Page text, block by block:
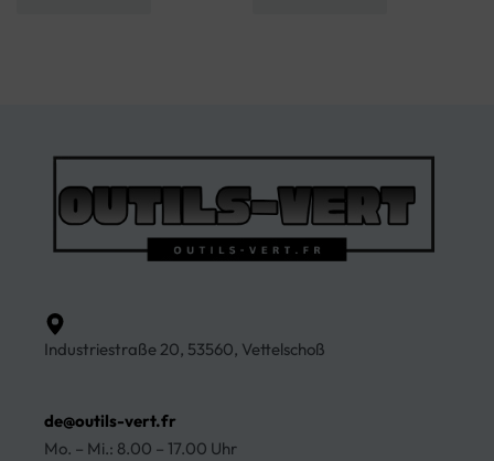
Industriestraße 20, 53560, Vettelschoß
de@outils-vert.fr
Mo. – Mi.: 8.00 – 17.00 Uhr